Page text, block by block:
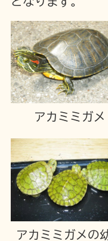
アカミミガメ
アカミミガメの